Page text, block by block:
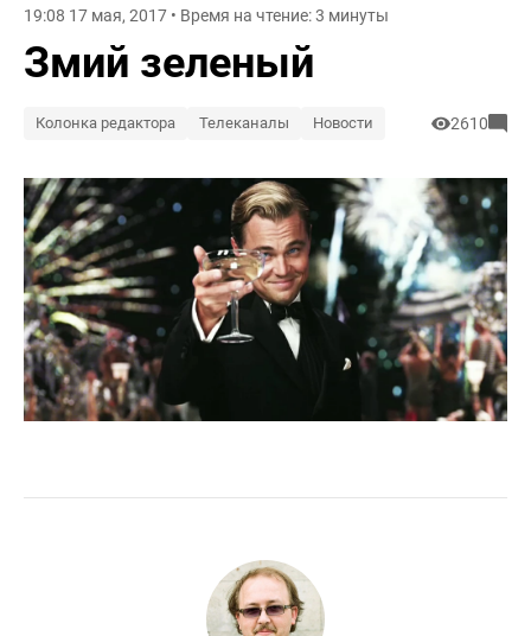
19:08 17 мая, 2017 • Время на чтение: 3 минуты
Змий зеленый
Колонка редактора Телеканалы Новости 2610